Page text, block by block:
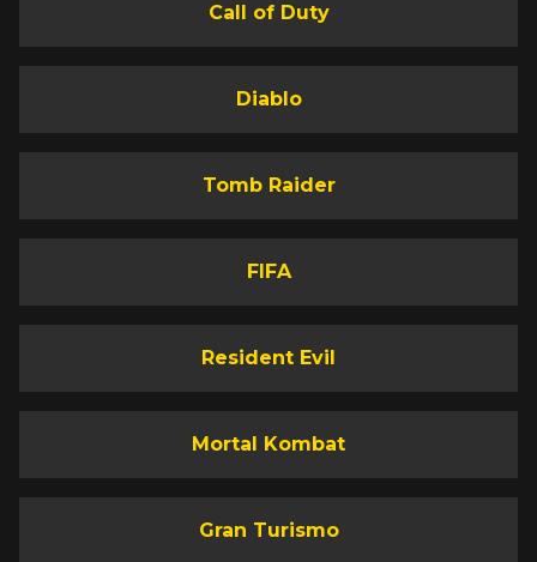
Call of Duty
Diablo
Tomb Raider
FIFA
Resident Evil
Mortal Kombat
Gran Turismo